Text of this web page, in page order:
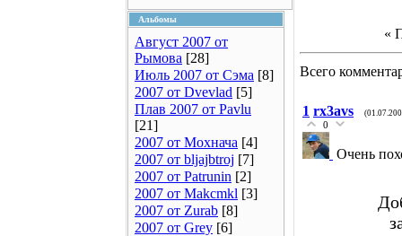
Альбомы
Август 2007 от
Рымова [28]
Июль 2007 от Сэма [8]
2007 от Dvevlad [5]
Плав 2007 от Pavlu
[21]
2007 от Мохнача [4]
2007 от bljajbtroj [7]
2007 от Patrunin [2]
2007 от Makcmkl [3]
2007 от Zurab [8]
2007 от Grey [6]
«
Всего
1 rx3avs
0
Очень